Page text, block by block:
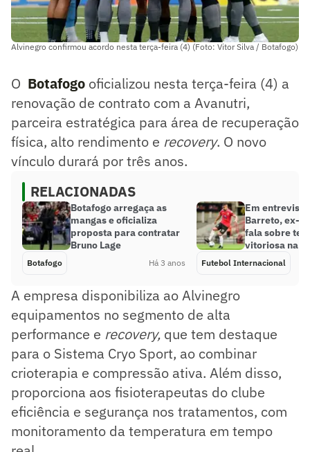
Alvinegro confirmou acordo nesta terça-feira (4) (Foto: Vitor Silva / Botafogo)
O Botafogo oficializou nesta terça-feira (4) a
renovação de contrato com a Avanutri,
parceira estratégica para área de recuperação
física, alto rendimento e recovery. O novo
vínculo durará por três anos.
RELACIONADAS
Botafogo arregaça as
mangas e oficializa
proposta para contratar
Bruno Lage
Botafogo Há 3 anos
Em entrevista
Barreto, ex-
fala sobre
vitoriosa na
Futebol Internacional
A empresa disponibiliza ao Alvinegro
equipamentos no segmento de alta
performance e recovery, que tem destaque
para o Sistema Cryo Sport, ao combinar
crioterapia e compressão ativa. Além disso,
proporciona aos fisioterapeutas do clube
eficiência e segurança nos tratamentos, com
monitoramento da temperatura em tempo